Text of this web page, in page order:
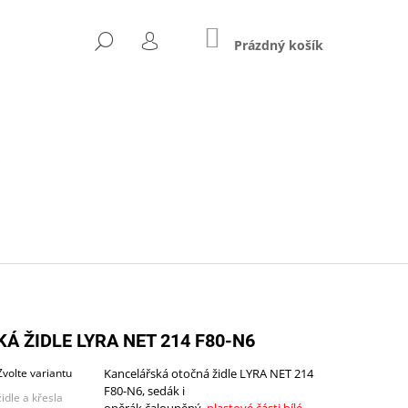
HLEDAT
PŘIHLÁŠENÍ
NÁKUPNÍ
KOŠÍK
Prázdný košík
ŽIDLE LYRA NET 214 F80-N6
variantu
a křesla
Kancelářská otočná židle LYRA NET 214
F80-N6, sedák i
Následující
(A-STJ-02)